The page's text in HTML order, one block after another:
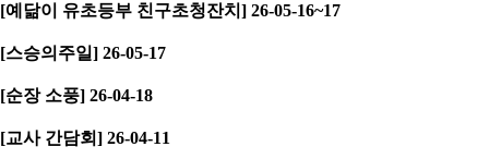
[예닮이 유초등부 친구초청잔치] 26-05-16~17
[스승의주일] 26-05-17
[순장 소풍] 26-04-18
[교사 간담회] 26-04-11